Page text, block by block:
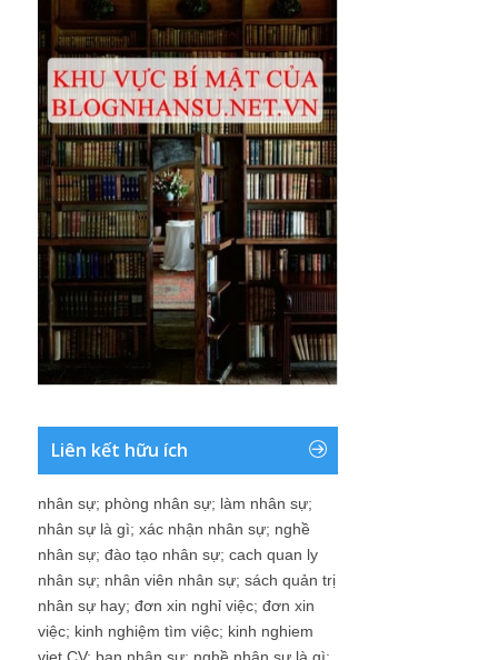
Liên kết hữu ích
nhân sự; phòng nhân sự; làm nhân sự;
nhân sự là gì; xác nhận nhân sự; nghề
nhân sự; đào tạo nhân sự; cach quan ly
nhân sự; nhân viên nhân sự; sách quản trị
nhân sự hay; đơn xin nghỉ việc; đơn xin
việc; kinh nghiệm tìm việc; kinh nghiem